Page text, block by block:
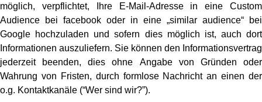
möglich, verpflichtet, Ihre E-Mail-Adresse in eine Custom
Audience bei facebook oder in eine „similar audience“ bei
Google hochzuladen und sofern dies möglich ist, auch dort
Informationen auszuliefern. Sie können den Informationsvertrag
jederzeit beenden, dies ohne Angabe von Gründen oder
Wahrung von Fristen, durch formlose Nachricht an einen der
o.g. Kontaktkanäle (“Wer sind wir?”).